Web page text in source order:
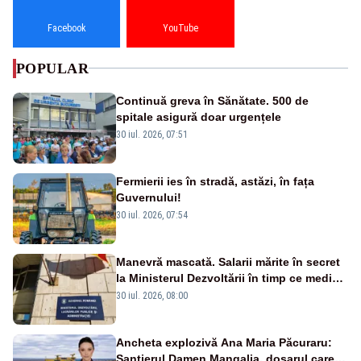
Facebook YouTube
POPULAR
Continuă greva în Sănătate. 500 de
spitale asigură doar urgențele
30 iul. 2026, 07:51
Fermierii ies în stradă, astăzi, în fața
Guvernului!
30 iul. 2026, 07:54
Manevră mascată. Salarii mărite în secret
la Ministerul Dezvoltării în timp ce medicii
ies în stradă
30 iul. 2026, 08:00
Ancheta explozivă Ana Maria Păcuraru:
Șantierul Damen Mangalia, dosarul care